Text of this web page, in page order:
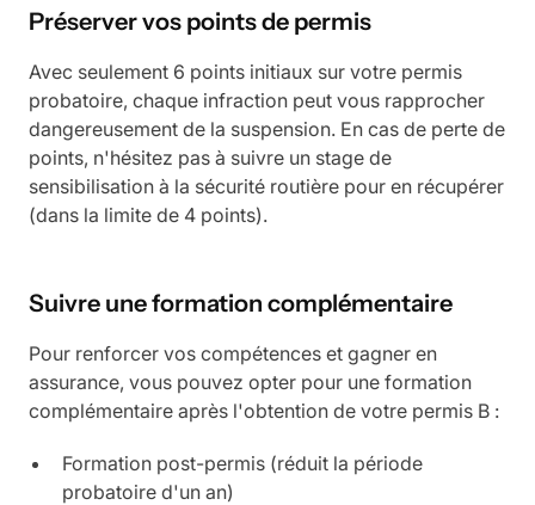
Préserver vos points de permis
Avec seulement 6 points initiaux sur votre permis
probatoire, chaque infraction peut vous rapprocher
dangereusement de la suspension. En cas de perte de
points, n'hésitez pas à suivre un stage de
sensibilisation à la sécurité routière pour en récupérer
(dans la limite de 4 points).
Suivre une formation complémentaire
Pour renforcer vos compétences et gagner en
assurance, vous pouvez opter pour une formation
complémentaire après l'obtention de votre permis B :
Formation post-permis (réduit la période
probatoire d'un an)